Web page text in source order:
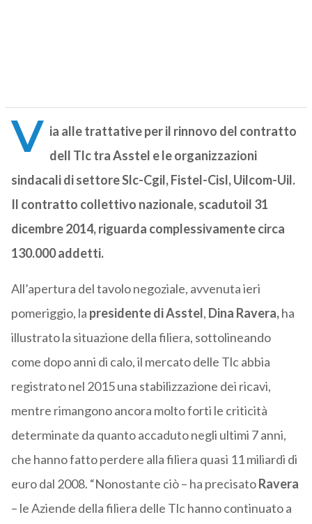
V ia alle trattative per il rinnovo del contratto
dell Tlc tra Asstel e le organizzazioni
sindacali di settore Slc-Cgil, Fistel-Cisl, Uilcom-Uil.
Il contratto collettivo nazionale, scadutoil 31
dicembre 2014, riguarda complessivamente circa
130.000 addetti.
All’apertura del tavolo negoziale, avvenuta ieri
pomeriggio, la presidente di Asstel, Dina Ravera,ha
illustrato la situazione della filiera, sottolineando
come dopo anni di calo, il mercato delle Tlc abbia
registrato nel 2015 una stabilizzazione dei ricavi,
mentre rimangono ancora molto forti le criticità
determinate da quanto accaduto negli ultimi 7 anni,
che hanno fatto perdere alla filiera quasi 11 miliardi di
euro dal 2008. “Nonostante ciò – ha precisatoRavera
– le Aziende della filiera delle Tlc hanno continuato a